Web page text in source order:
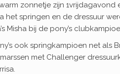
zonnetje zijn
het springen en de dressuur
Misha bij de pony’s
ook springkampioen net als
met Challenger